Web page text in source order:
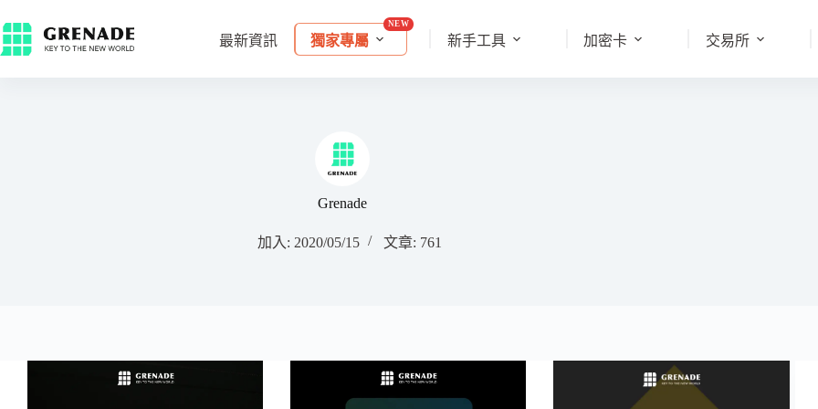
最新資訊 獨家專屬 新手工具 加密卡 交易所
Grenade
加入: 2020/05/15 文章: 761